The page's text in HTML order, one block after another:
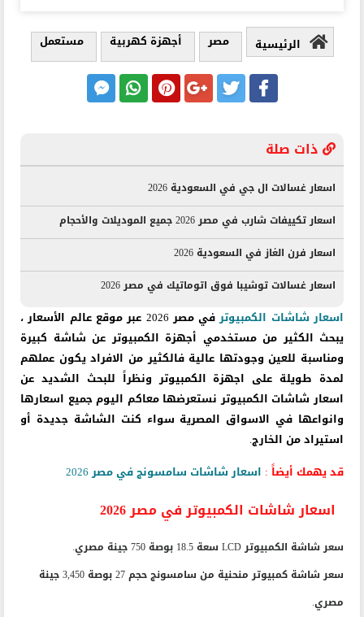
الرئيسية مصر أجهزة كهربية مستعمل
ذات صلة
اسعار غسالات ال جي في السعودية 2026
اسعار تكييفات شارب في مصر 2026 جميع الموديلات والأحجام
اسعار فرن الغاز في السعودية 2026
اسعار غسالات توشيبا فوق اتوماتيك في مصر 2026
اسعار شاشات الكمبيوتر
في مصر 2026 عبر موقع عالم الأسعار ،
يبحث الكثير من مستخدمي أجهزة الكمبيوتر عن شاشة كبيرة
ومناسبة للعين وجودتها عالية فالكثير من الافراد يكون عملهم
لمدة طويلة على اجهزة الكمبيوتر ونظراً للبحث الشديد عن
اسعار شاشات الكمبيوتر نستعرضها معاكم اليوم جميع اسعارها
وانواعها في الاسواق المصرية سواء كنت الشاشة جديدة أو
استيراد من الخارج.
قد يهمك أيضاً : اسعار شاشات سامسونج في مصر 2026
اسعار شاشات الكمبيوتر في مصر 2026
سعر شاشة الكمبيوتر LCD سعة 18.5 بوصة 750 جينة مصري.
سعر شاشة كمبيوتر منحنية من سامسونج حجم 27 بوصة 3,450 جينة
مصري.